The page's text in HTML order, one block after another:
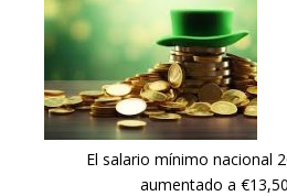
El salario mínimo nacional
aumentado a